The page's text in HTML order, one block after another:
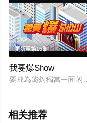
更新至第15集
我要爆Show
要成為能夠獨當一面的
相关推荐